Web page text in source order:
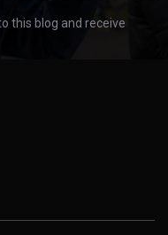
this blog and receive